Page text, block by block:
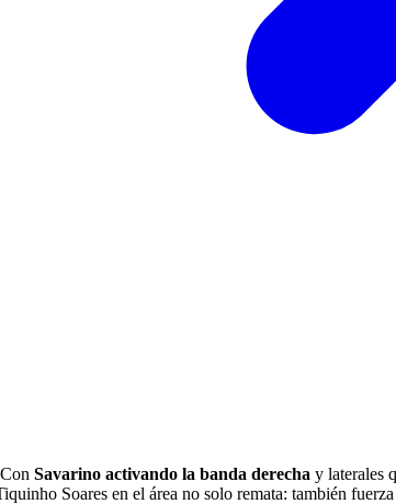
Savarino activando la banda derecha y laterales
Soares en el área no solo remata: también